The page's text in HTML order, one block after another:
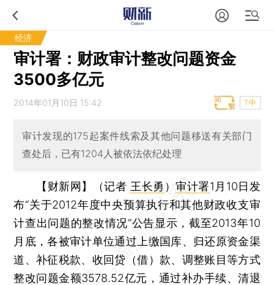
经济
审计署：财政审计整改问题资金
3500多亿元
2014年01月10日 15:42 T中
审计发现的175起案件线索及其他问题移送有关部门
查处后，已有1204人被依法依纪处理
【财新网】（记者 王长勇 ）审计署1月10日发
布“关于2012年度中央预算执行和其他财政收支审
计查出问题的整改情况”公告显示，截至2013年10
月底，各被审计单位通过上缴国库、归还原资金渠
道、补征税款、收回贷（借）款、调整账目等方式
整改问题金额3578.52亿元，通过补办手续、清退